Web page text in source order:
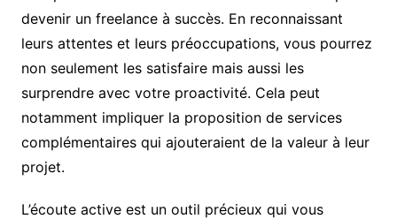
devenir un freelance à succès. En reconnaissant
leurs attentes et leurs préoccupations, vous pourrez
non seulement les satisfaire mais aussi les
surprendre avec votre proactivité. Cela peut
notamment impliquer la proposition de services
complémentaires qui ajouteraient de la valeur à leur
projet.
L’écoute active est un outil précieux qui vous